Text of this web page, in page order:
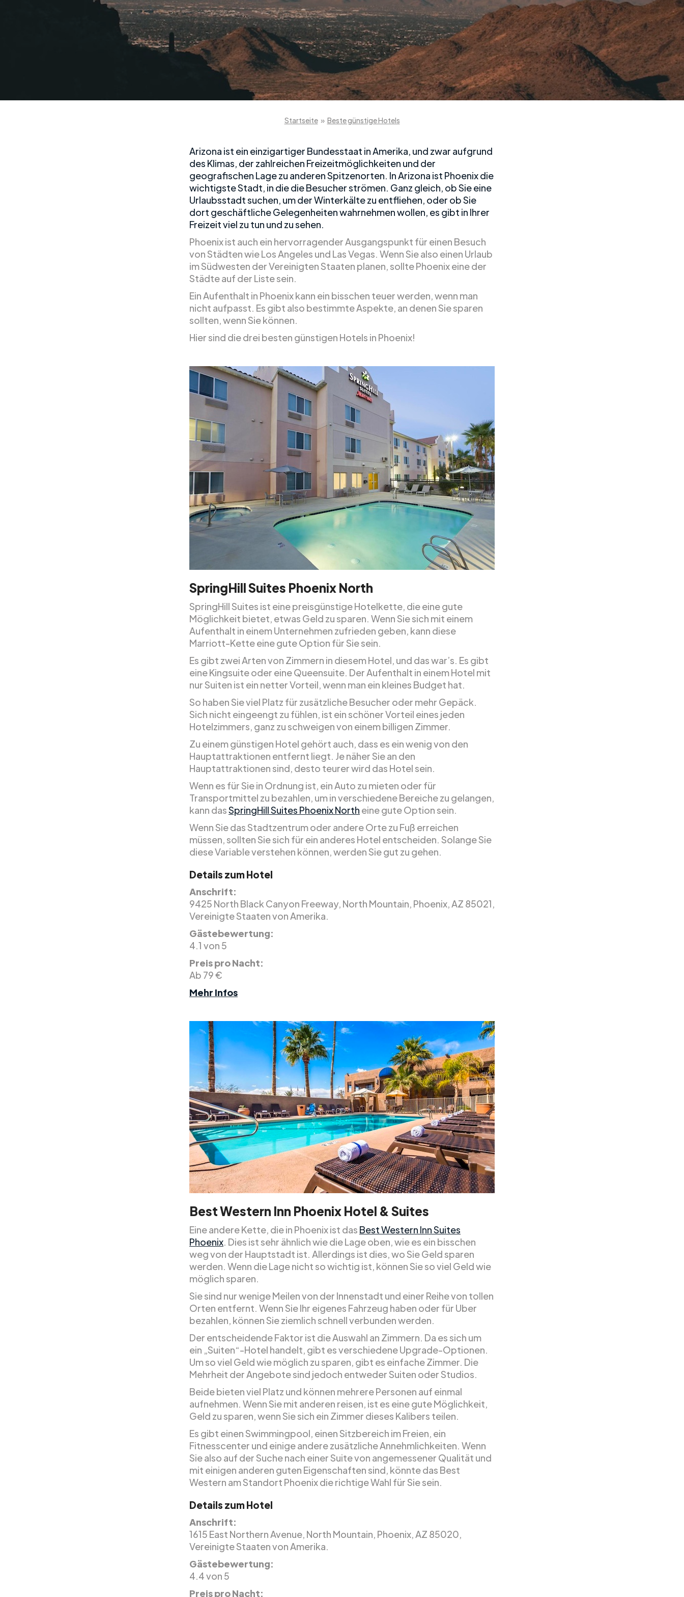
Startseite » Beste günstige Hotels
Arizona ist ein einzigartiger Bundesstaat in Amerika, und zwar aufgrund
des Klimas, der zahlreichen Freizeitmöglichkeiten und der
geografischen Lage zu anderen Spitzenorten. In Arizona ist Phoenix die
wichtigste Stadt, in die die Besucher strömen. Ganz gleich, ob Sie eine
Urlaubsstadt suchen, um der Winterkälte zu entfliehen, oder ob Sie
dort geschäftliche Gelegenheiten wahrnehmen wollen, es gibt in Ihrer
Freizeit viel zu tun und zu sehen.
Phoenix ist auch ein hervorragender Ausgangspunkt für einen Besuch
von Städten wie Los Angeles und Las Vegas. Wenn Sie also einen Urlaub
im Südwesten der Vereinigten Staaten planen, sollte Phoenix eine der
Städte auf der Liste sein.
Ein Aufenthalt in Phoenix kann ein bisschen teuer werden, wenn man
nicht aufpasst. Es gibt also bestimmte Aspekte, an denen Sie sparen
sollten, wenn Sie können.
Hier sind die drei besten günstigen Hotels in Phoenix!
SpringHill Suites Phoenix North
SpringHill Suites ist eine preisgünstige Hotelkette, die eine gute
Möglichkeit bietet, etwas Geld zu sparen. Wenn Sie sich mit einem
Aufenthalt in einem Unternehmen zufrieden geben, kann diese
Marriott-Kette eine gute Option für Sie sein.
Es gibt zwei Arten von Zimmern in diesem Hotel, und das war’s. Es gibt
eine Kingsuite oder eine Queensuite. Der Aufenthalt in einem Hotel mit
nur Suiten ist ein netter Vorteil, wenn man ein kleines Budget hat.
So haben Sie viel Platz für zusätzliche Besucher oder mehr Gepäck.
Sich nicht eingeengt zu fühlen, ist ein schöner Vorteil eines jeden
Hotelzimmers, ganz zu schweigen von einem billigen Zimmer.
Zu einem günstigen Hotel gehört auch, dass es ein wenig von den
Hauptattraktionen entfernt liegt. Je näher Sie an den
Hauptattraktionen sind, desto teurer wird das Hotel sein.
Wenn es für Sie in Ordnung ist, ein Auto zu mieten oder für
Transportmittel zu bezahlen, um in verschiedene Bereiche zu gelangen,
kann dasSpringHill Suites Phoenix North eine gute Option sein.
Wenn Sie das Stadtzentrum oder andere Orte zu Fuß erreichen
müssen, sollten Sie sich für ein anderes Hotel entscheiden. Solange Sie
diese Variable verstehen können, werden Sie gut zu gehen.
Details zum Hotel
Anschrift:
9425 North Black Canyon Freeway, North Mountain, Phoenix, AZ 85021,
Vereinigte Staaten von Amerika.
Gästebewertung:
4.1 von 5
Preis pro Nacht:
Ab 79 €
Mehr Infos
Best Western Inn Phoenix Hotel & Suites
Eine andere Kette, die in Phoenix ist das Best Western Inn Suites
Phoenix. Dies ist sehr ähnlich wie die Lage oben, wie es ein bisschen
weg von der Hauptstadt ist. Allerdings ist dies, wo Sie Geld sparen
werden. Wenn die Lage nicht so wichtig ist, können Sie so viel Geld wie
möglich sparen.
Sie sind nur wenige Meilen von der Innenstadt und einer Reihe von tollen
Orten entfernt. Wenn Sie Ihr eigenes Fahrzeug haben oder für Uber
bezahlen, können Sie ziemlich schnell verbunden werden.
Der entscheidende Faktor ist die Auswahl an Zimmern. Da es sich um
ein „Suiten“-Hotel handelt, gibt es verschiedene Upgrade-Optionen.
Um so viel Geld wie möglich zu sparen, gibt es einfache Zimmer. Die
Mehrheit der Angebote sind jedoch entweder Suiten oder Studios.
Beide bieten viel Platz und können mehrere Personen auf einmal
aufnehmen. Wenn Sie mit anderen reisen, ist es eine gute Möglichkeit,
Geld zu sparen, wenn Sie sich ein Zimmer dieses Kalibers teilen.
Es gibt einen Swimmingpool, einen Sitzbereich im Freien, ein
Fitnesscenter und einige andere zusätzliche Annehmlichkeiten. Wenn
Sie also auf der Suche nach einer Suite von angemessener Qualität und
mit einigen anderen guten Eigenschaften sind, könnte das Best
Western am Standort Phoenix die richtige Wahl für Sie sein.
Details zum Hotel
Anschrift:
1615 East Northern Avenue, North Mountain, Phoenix, AZ 85020,
Vereinigte Staaten von Amerika.
Gästebewertung:
4.4 von 5
Preis pro Nacht: